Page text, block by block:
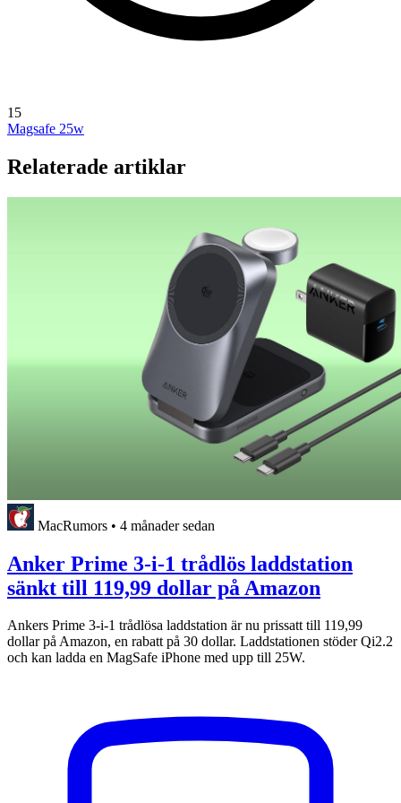
15
Magsafe 25w
Relaterade artiklar
MacRumors • 4 månader sedan
Anker Prime 3-i-1 trådlös laddstation
sänkt till 119,99 dollar på Amazon
Ankers Prime 3-i-1 trådlösa laddstation är nu prissatt till 119,99
dollar på Amazon, en rabatt på 30 dollar. Laddstationen stöder Qi2.2
och kan ladda en MagSafe ‌iPhone‌ med upp till 25W.